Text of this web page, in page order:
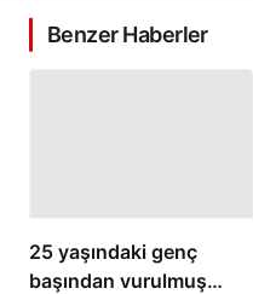
Benzer Haberler
25 yaşındaki genç
başından vurulmuş